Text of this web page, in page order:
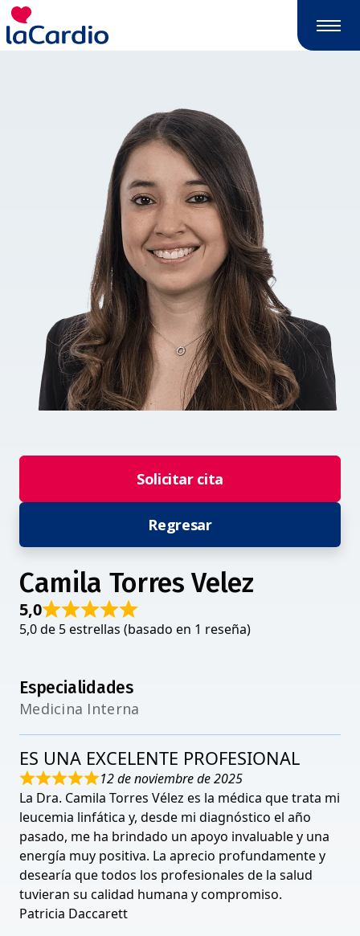
Solicitar cita
Regresar
Camila Torres Velez
5,0
5,0 de 5 estrellas (basado en 1 reseña)
Especialidades
Medicina Interna
ES UNA EXCELENTE PROFESIONAL
12 de noviembre de 2025
La Dra. Camila Torres Vélez es la médica que trata mi
leucemia linfática y, desde mi diagnóstico el año
pasado, me ha brindado un apoyo invaluable y una
energía muy positiva. La aprecio profundamente y
desearía que todos los profesionales de la salud
tuvieran su calidad humana y compromiso.
Patricia Daccarett